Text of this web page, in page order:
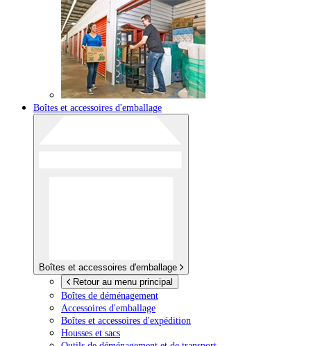
Boîtes et accessoires d'emballage
Boîtes et accessoires d'emballage
Retour au menu principal
Boîtes de déménagement
Accessoires d'emballage
Boîtes et accessoires d'expédition
Housses et sacs